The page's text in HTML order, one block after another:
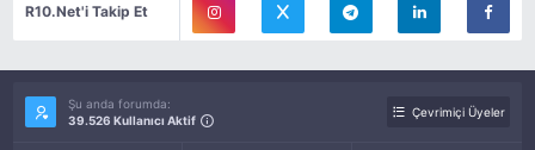
R10.Net'i Takip Et
Şu anda forumda:
39.526 Kullanıcı Aktif
Çevrimiçi Üyeler